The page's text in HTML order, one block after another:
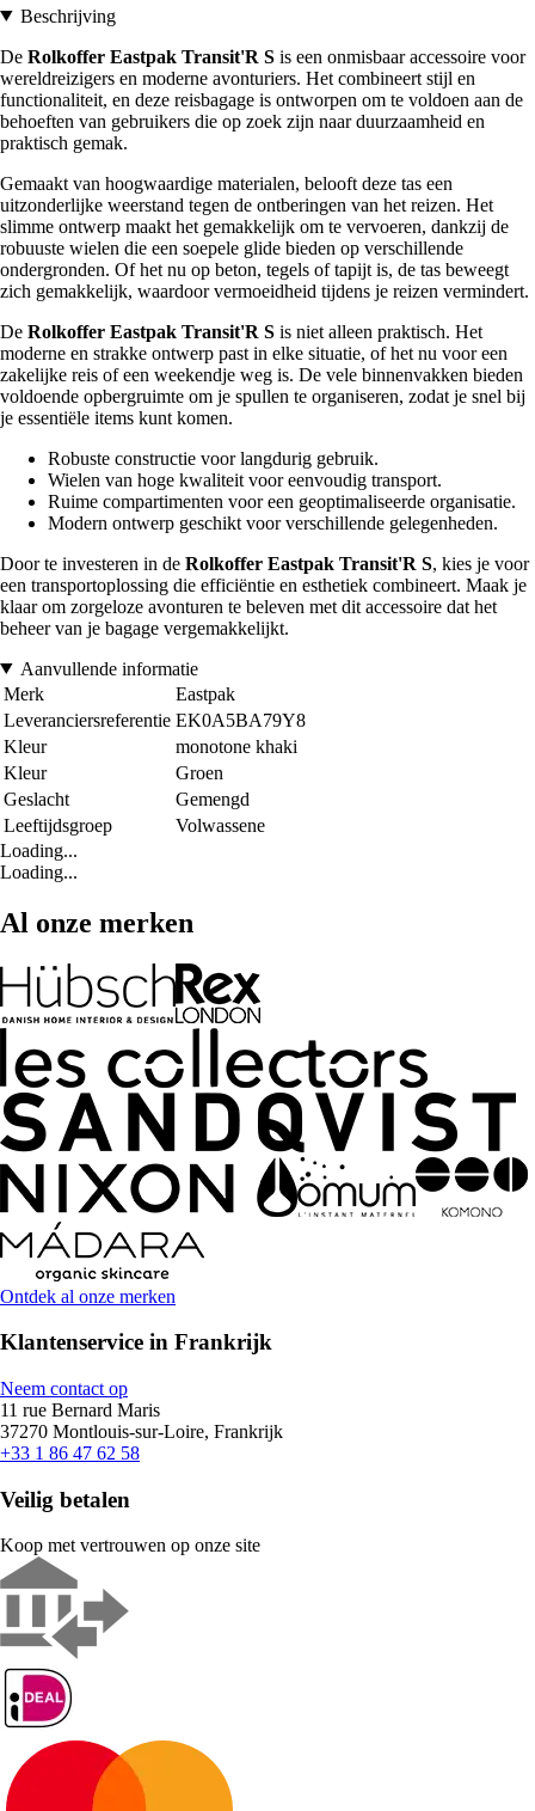
Beschrijving
De Rolkoffer Eastpak Transit'R S is een onmisbaar accessoire voor
wereldreizigers en moderne avonturiers. Het combineert stijl en
functionaliteit, en deze reisbagage is ontworpen om te voldoen aan de
behoeften van gebruikers die op zoek zijn naar duurzaamheid en
praktisch gemak.
Gemaakt van hoogwaardige materialen, belooft deze tas een
uitzonderlijke weerstand tegen de ontberingen van het reizen. Het
slimme ontwerp maakt het gemakkelijk om te vervoeren, dankzij de
robuuste wielen die een soepele glide bieden op verschillende
ondergronden. Of het nu op beton, tegels of tapijt is, de tas beweegt
zich gemakkelijk, waardoor vermoeidheid tijdens je reizen vermindert.
De Rolkoffer Eastpak Transit'R S is niet alleen praktisch. Het
moderne en strakke ontwerp past in elke situatie, of het nu voor een
zakelijke reis of een weekendje weg is. De vele binnenvakken bieden
voldoende opbergruimte om je spullen te organiseren, zodat je snel bij
je essentiële items kunt komen.
Robuste constructie voor langdurig gebruik.
Wielen van hoge kwaliteit voor eenvoudig transport.
Ruime compartimenten voor een geoptimaliseerde organisatie.
Modern ontwerp geschikt voor verschillende gelegenheden.
Door te investeren in de Rolkoffer Eastpak Transit'R S, kies je voor
een transportoplossing die efficiëntie en esthetiek combineert. Maak je
klaar om zorgeloze avonturen te beleven met dit accessoire dat het
beheer van je bagage vergemakkelijkt.
Aanvullende informatie
Merk
Eastpak
Leveranciersreferentie EK0A5BA79Y8
Kleur
monotone khaki
Kleur
Groen
Geslacht
Gemengd
Leeftijdsgroep
Volwassene
Loading...
Loading...
Al onze merken
Ontdek al onze merken
Klantenservice in Frankrijk
Neem contact op
11 rue Bernard Maris
37270 Montlouis-sur-Loire, Frankrijk
+33 1 86 47 62 58
Veilig betalen
Koop met vertrouwen op onze site